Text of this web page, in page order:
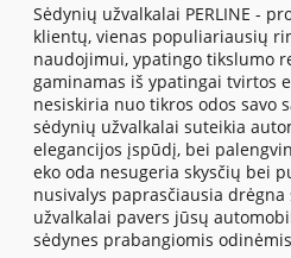
Sėdynių užvalkalai PERLINE -
klientų, vienas populiariausių
naudojimui, ypatingo tikslumo
gaminamas iš ypatingai tvirtos
nesiskiria nuo tikros odos savo
sėdynių užvalkalai suteikia
elegancijos įspūdį, bei
eko oda nesugeria skysčių bei
nusivalys paprasčiausia drėgna
užvalkalai pavers jūsų
sėdynes prabangiomis